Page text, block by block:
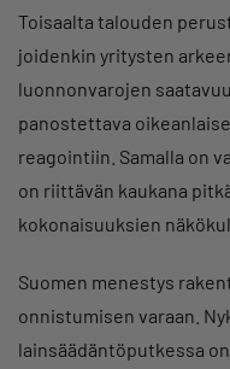
Toisaalta talouden
joidenkin yritysten
luonnonvarojen
panostettava
reagointiin. Samalla on
on riittävän kaukana
kokonaisuuksien
Suomen menestys
onnistumisen varaan.
lainsäädäntöputkessa